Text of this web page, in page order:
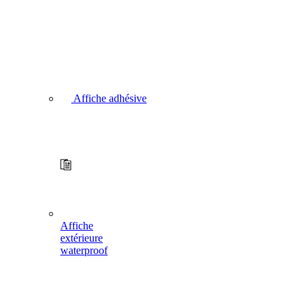
Affiche
extérieure
waterproof
Affiche adhésive